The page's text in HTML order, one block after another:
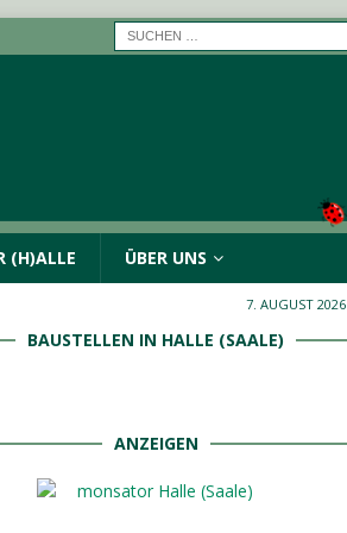
(H)ALLE ÜBER UNS
7. AUGUST 2026
BAUSTELLEN IN HALLE (SAALE)
ANZEIGEN